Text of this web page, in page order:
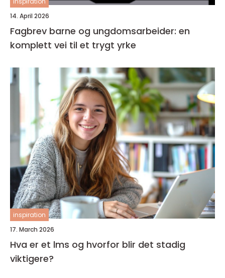
14. April 2026
Fagbrev barne og ungdomsarbeider: en
komplett vei til et trygt yrke
inspiration
17. March 2026
Hva er et lms og hvorfor blir det stadig
viktigere?